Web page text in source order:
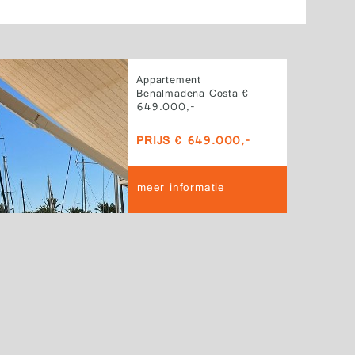
Appartement
Benalmadena Costa €
649.000,-
PRIJS € 649.000,-
meer informatie